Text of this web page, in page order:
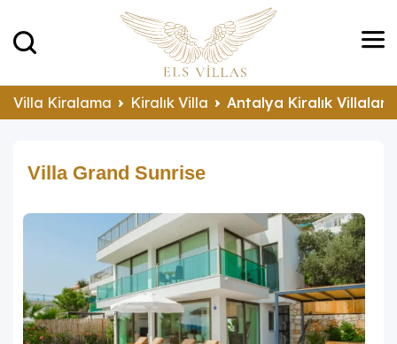
Villa Kiralama Kiralık Villa Antalya Kiralık Villalar
Villa Grand Sunrise